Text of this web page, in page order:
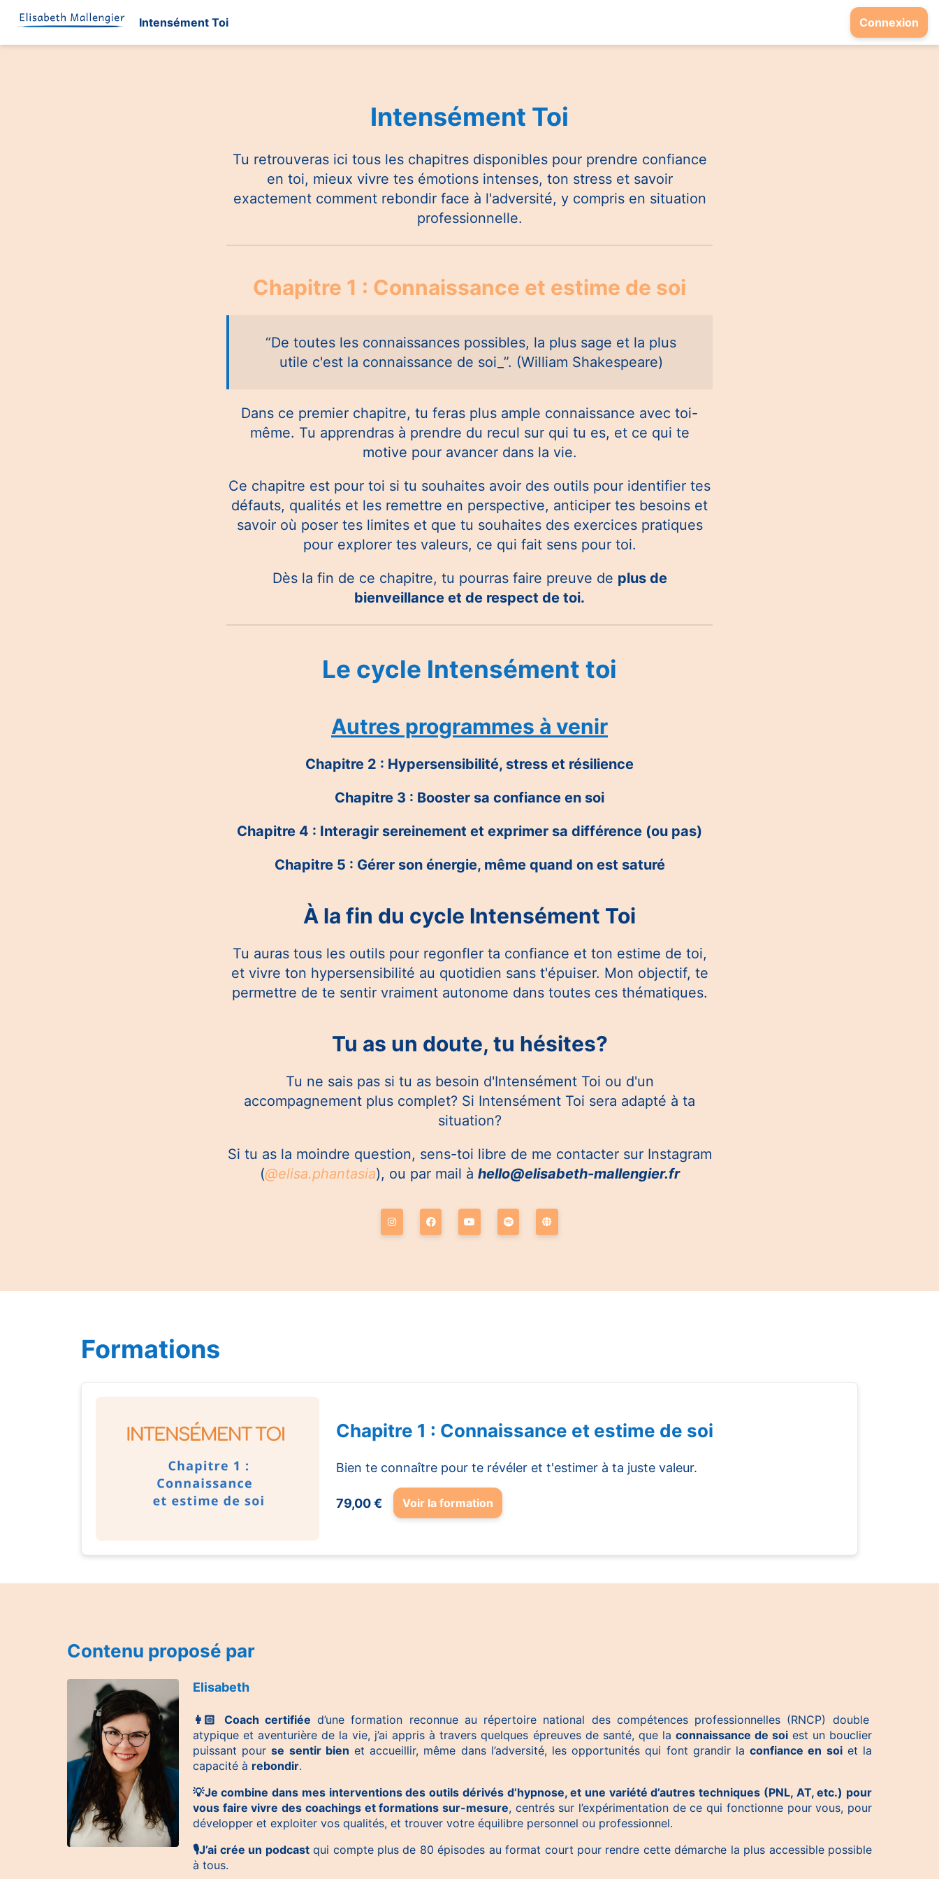
Intensément Toi Connexion
Intensément Toi
Tu retrouveras ici tous les chapitres disponibles pour prendre confiance
en toi, mieux vivre tes émotions intenses, ton stress et savoir
exactement comment rebondir face à l'adversité, y compris en situation
professionnelle.
Chapitre 1 : Connaissance et estime de soi
“De toutes les connaissances possibles, la plus sage et la plus
utile c'est la connaissance de soi_”. (William Shakespeare)
Dans ce premier chapitre, tu feras plus ample connaissance avec toi-
même. Tu apprendras à prendre du recul sur qui tu es, et ce qui te
motive pour avancer dans la vie.
Ce chapitre est pour toi si tu souhaites avoir des outils pour identifier tes
défauts, qualités et les remettre en perspective, anticiper tes besoins et
savoir où poser tes limites et que tu souhaites des exercices pratiques
pour explorer tes valeurs, ce qui fait sens pour toi.
Dès la fin de ce chapitre, tu pourras faire preuve de plus de
bienveillance et de respect de toi.
Le cycle Intensément toi
Autres programmes à venir
Chapitre 2 : Hypersensibilité, stress et résilience
Chapitre 3 : Booster sa confiance en soi
Chapitre 4 : Interagir sereinement et exprimer sa différence (ou pas)
Chapitre 5 : Gérer son énergie, même quand on est saturé
À la fin du cycle Intensément Toi
Tu auras tous les outils pour regonfler ta confiance et ton estime de toi,
et vivre ton hypersensibilité au quotidien sans t'épuiser. Mon objectif, te
permettre de te sentir vraiment autonome dans toutes ces thématiques.
Tu as un doute, tu hésites?
Tu ne sais pas si tu as besoin d'Intensément Toi ou d'un
accompagnement plus complet? Si Intensément Toi sera adapté à ta
situation?
Si tu as la moindre question, sens-toi libre de me contacter sur Instagram
(@elisa.phantasia), ou par mail à hello@elisabeth-mallengier.fr
Formations
Chapitre 1 : Connaissance et estime de soi
Bien te connaître pour te révéler et t'estimer à ta juste valeur.
79,00 € Voir la formation
Contenu proposé par
Elisabeth
👩🏻 Coach certifiée d’une formation reconnue au répertoire national des compétences professionnelles (RNCP) double
atypique et aventurière de la vie, j’ai appris à travers quelques épreuves de santé, que la connaissance de soiest un bouclier
puissant pourse sentir bien et accueillir, même dans l’adversité, les opportunités qui font grandir laconfiance en soiet la
capacité à rebondir.
💡Je combine dans mes interventions des outils dérivés d’hypnose, et une variété d’autres techniques (PNL, AT, etc.) pour
vous faire vivre des coachings et formations sur-mesure, centrés sur l’expérimentation de ce qui fonctionne pour vous, pour
développer et exploiter vos qualités, et trouver votre équilibre personnel ou professionnel.
🎙J’ai crée un podcastqui compte plus de 80 épisodes au format court pour rendre cette démarche la plus accessible possible
à tous.